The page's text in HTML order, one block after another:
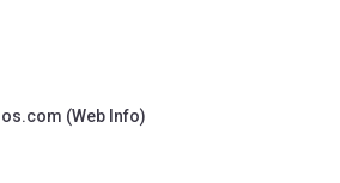
(Web Info)